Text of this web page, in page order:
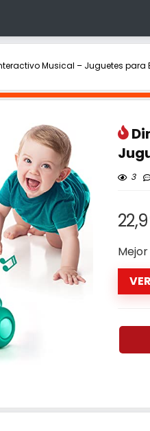
Musical – Juguetes para
3